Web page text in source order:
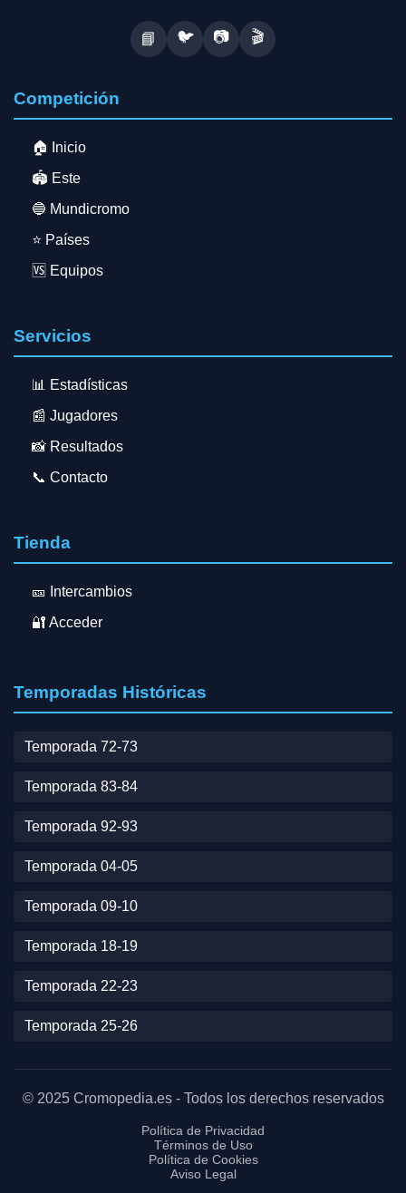
📘 🐦 📷 🎬
Competición
🏠 Inicio
🏟️ Este
🔵 Mundicromo
⭐ Países
🆚 Equipos
Servicios
📊 Estadísticas
📰 Jugadores
📸 Resultados
📞 Contacto
Tienda
🎫 Intercambios
🔐 Acceder
Temporadas Históricas
Temporada 72-73
Temporada 83-84
Temporada 92-93
Temporada 04-05
Temporada 09-10
Temporada 18-19
Temporada 22-23
Temporada 25-26
© 2025 Cromopedia.es - Todos los derechos reservados
Política de Privacidad
Términos de Uso
Política de Cookies
Aviso Legal